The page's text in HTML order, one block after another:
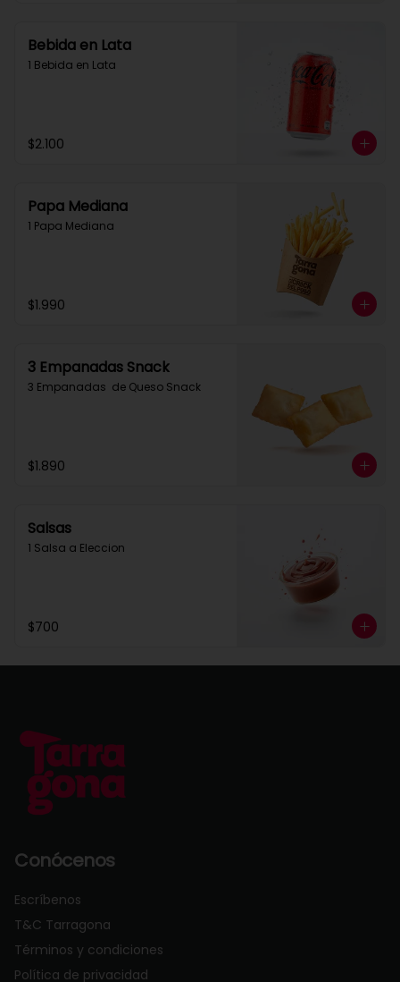
Bebida en Lata
1 Bebida en Lata
$2.100
Papa Mediana
1 Papa Mediana
$1.990
3 Empanadas Snack
3 Empanadas  de Queso Snack
$1.890
Salsas
1 Salsa a Eleccion
$700
Conócenos
Escríbenos
T&C Tarragona
Términos y condiciones
Política de privacidad